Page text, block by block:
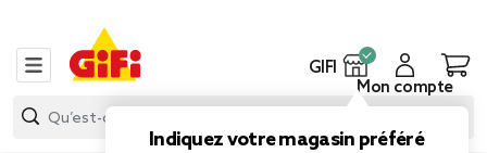
GIFI
Indiquez votre magasin préféré
Mon compte